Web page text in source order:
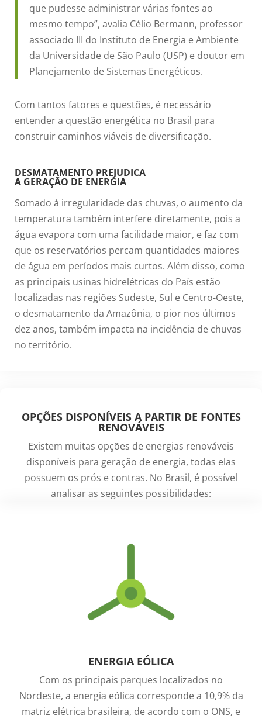
que pudesse administrar várias fontes ao
mesmo tempo”, avalia Célio Bermann, professor
associado III do Instituto de Energia e Ambiente
da Universidade de São Paulo (USP) e doutor em
Planejamento de Sistemas Energéticos.
Com tantos fatores e questões, é necessário
entender a questão energética no Brasil para
construir caminhos viáveis de diversificação.
DESMATAMENTO PREJUDICA
A GERAÇÃO DE ENERGIA
Somado à irregularidade das chuvas, o aumento da
temperatura também interfere diretamente, pois a
água evapora com uma facilidade maior, e faz com
que os reservatórios percam quantidades maiores
de água em períodos mais curtos. Além disso, como
as principais usinas hidrelétricas do País estão
localizadas nas regiões Sudeste, Sul e Centro-Oeste,
o desmatamento da Amazônia, o pior nos últimos
dez anos, também impacta na incidência de chuvas
no território.
OPÇÕES DISPONÍVEIS A PARTIR DE FONTES
RENOVÁVEIS
Existem muitas opções de energias renováveis
disponíveis para geração de energia, todas elas
possuem os prós e contras. No Brasil, é possível
analisar as seguintes possibilidades:
ENERGIA EÓLICA
Com os principais parques localizados no
Nordeste, a energia eólica corresponde a 10,9% da
matriz elétrica brasileira, de acordo com o ONS, e